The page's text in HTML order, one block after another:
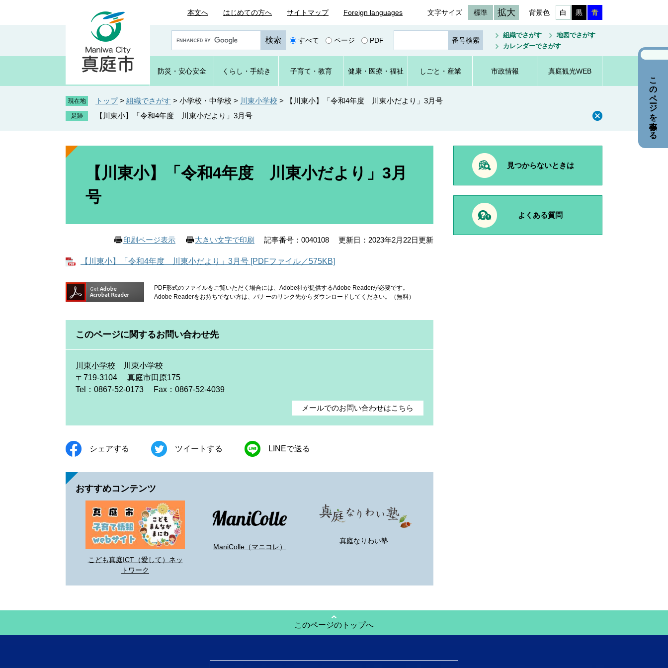
本文へ はじめての方へ サイトマップ Foreign languages 文字サイズ 標準 拡大 背景色 白 黒 青
o
e
カ
タ
すべて ページ PDF
ジ
番
号
を
入
組織でさがす
地図でさがす
カレンダーでさがす
防災・ 安心安全 くらし ・手続き 子育て ・教育 健康・ 医療・ 福祉 しごと ・産業 市政情報 真庭観光WEB
現在地 トップ > 組織でさがす > 小学校・中学校 > 川東小学校 >
【川東小】「令和4年度 川東小だより」3月号
【川東小】「令和4年度 川東小だより」3月号
本
【川東小】「令和4年度 川東小だより」3月
号
印刷ページ表示 大きい文字で印刷 記事番号：0040108 更新日：2023年2月22日更新
【川東小】「令和4年度 川東小だより」3月号 [PDFファイル／575KB]
PDF形式のファイルをご覧いただく場合には、Adobe社が提供するAdobe Readerが必要です。
Adobe Readerをお持ちでない方は、バナーのリンク先からダウンロードしてください。（無料）
このページに関するお問い合わせ先
川東小学校
川東小学校
〒719-3104
真庭市田原175
Tel：0867-52-0173
Fax：0867-52-4039
メールでのお問い合わせはこちら
シェアする ツイートする LINEで送る
おすすめコンテンツ
こども真庭ICT（愛して）ネッ
トワーク
ManiColle（マニコレ）
真庭なりわい塾
見つからないときは
よくある質問
このページのトップへ
このページを保存する